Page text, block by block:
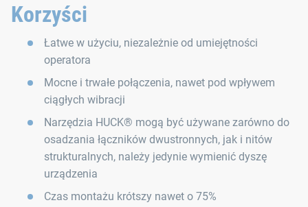
Korzyści
Łatwe w użyciu, niezależnie od umiejętności
operatora
Mocne i trwałe połączenia, nawet pod wpływem
ciągłych wibracji
Narzędzia HUCK® mogą być używane zarówno do
osadzania łączników dwustronnych, jak i nitów
strukturalnych, należy jedynie wymienić dyszę
urządzenia
Czas montażu krótszy nawet o 75%